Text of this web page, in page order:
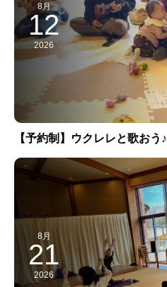
8月
12
2026
【予約制】ウクレレと歌おう♪
8月
21
2026